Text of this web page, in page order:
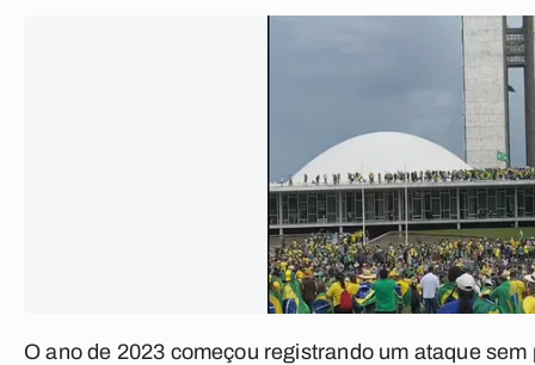
O ano de 2023 começou registrando um ataque